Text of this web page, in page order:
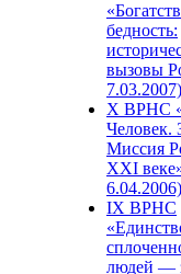
бедность:
вызовы
7.03.2007)
X ВРНС
Человек.
Миссия
XXI
6.04.2006)
IX ВРНС
людей —